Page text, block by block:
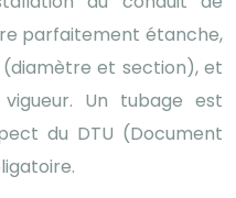
parfaitement étanche,
et section), et
Un tubage est
du DTU (Document